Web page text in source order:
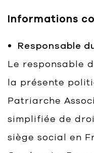
Informations
Responsable
Le responsable
la présente
Patriarche
simplifiée de
siège social en